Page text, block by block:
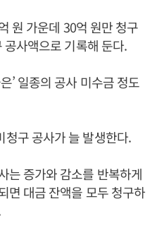
원 가운데 30억 원만 청구
사액으로 기록해 둔다.
’ 일종의 공사 미수금 정도
구 공사가 늘 발생한다.
는 증가와 감소를 반복하게
면 대금 잔액을 모두 청구하